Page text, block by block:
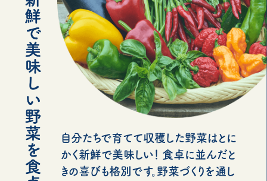
自分たちで育てて収穫した野菜はとに
かく新鮮で美味しい！ 食卓に並んだと
きの喜びも格別です。野菜づくりを通し